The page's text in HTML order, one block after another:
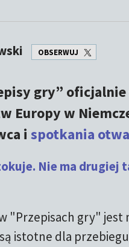
OBSERWUJ
gry” oficjalnie
Europy w
i spotkania
Nie ma drugiej
"Przepisach gry" jest
istotne dla